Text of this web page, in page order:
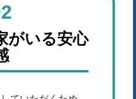
がいる安心